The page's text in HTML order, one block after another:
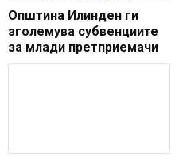
Општина Илинден ги
зголемува субвенциите
за млади претприемачи